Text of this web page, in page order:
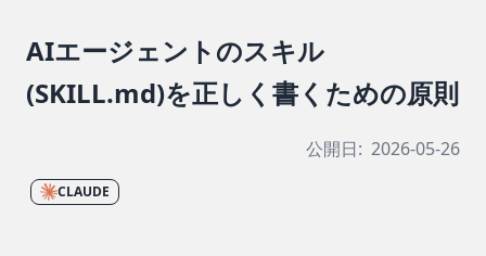
AIエージェントのスキル
(SKILL.md)を正しく書くための原則
公開日: 2026-05-26
CLAUDE